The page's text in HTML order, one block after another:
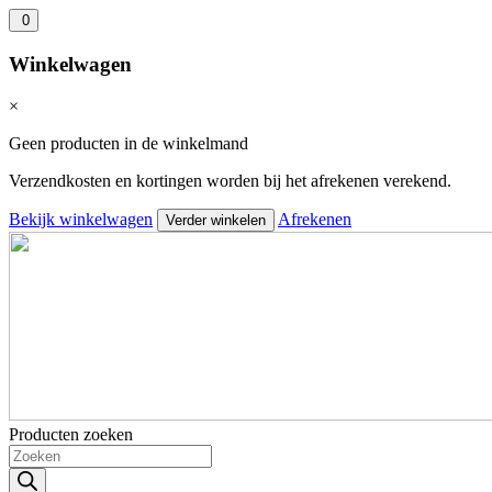
0
Winkelwagen
×
Geen producten in de winkelmand
Verzendkosten en kortingen worden bij het afrekenen verekend.
Bekijk winkelwagen Verder winkelen Afrekenen
Producten zoeken